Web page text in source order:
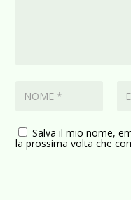
Salva il mio nome,
la prossima volta che